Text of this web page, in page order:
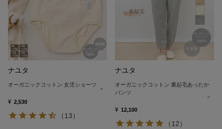
ナユタ
オーガニックコットン 女児ショーツ
¥ 2,530
（13）
ナユタ
オーガニックコットン 裏起毛あったか
パンツ
¥ 12,100
（12）